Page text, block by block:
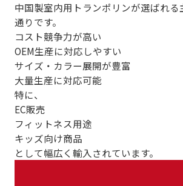
中国製室内用トランポリンが選ばれる
通りです。
コスト競争力が高い
OEM生産に対応しやすい
サイズ・カラー展開が豊富
大量生産に対応可能
特に、
EC販売
フィットネス用途
キッズ向け商品
として幅広く輸入されています。